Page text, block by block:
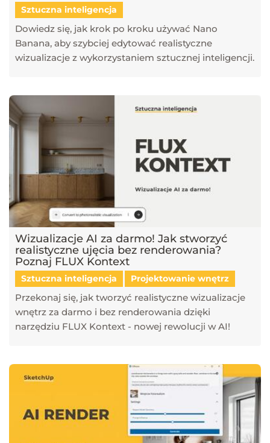
Sztuczna inteligencja
Dowiedz się, jak krok po kroku używać Nano
Banana, aby szybciej edytować realistyczne
wizualizacje z wykorzystaniem sztucznej inteligencji.
Wizualizacje AI za darmo! Jak stworzyć
realistyczne ujęcia bez renderowania?
Poznaj FLUX Kontext
Sztuczna inteligencja Projektowanie wnętrz
Przekonaj się, jak tworzyć realistyczne wizualizacje
wnętrz za darmo i bez renderowania dzięki
narzędziu FLUX Kontext - nowej rewolucji w AI!